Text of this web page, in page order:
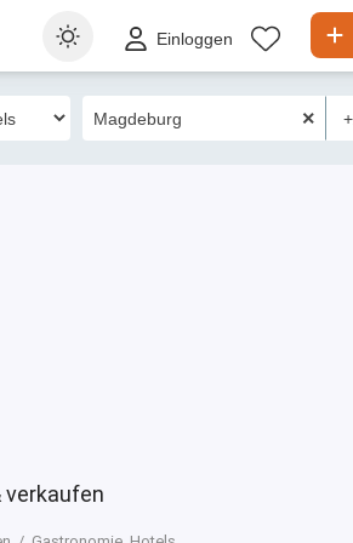
Einloggen
verkaufen
Landkarte Liste